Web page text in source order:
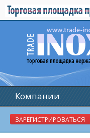
Компании
Реклама
ЗАРЕГИСТРИРОВАТЬСЯ